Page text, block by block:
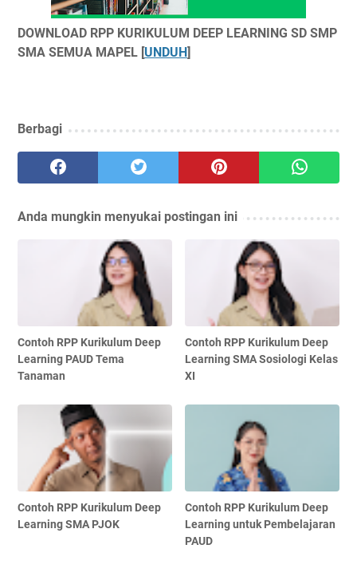
DOWNLOAD RPP KURIKULUM DEEP LEARNING SD SMP
SMA SEMUA MAPEL [UNDUH]
Berbagi
Anda mungkin menyukai postingan ini
Contoh RPP Kurikulum Deep
Learning PAUD Tema
Tanaman
Contoh RPP Kurikulum Deep
Learning SMA Sosiologi Kelas
XI
Contoh RPP Kurikulum Deep
Learning SMA PJOK
Contoh RPP Kurikulum Deep
Learning untuk Pembelajaran
PAUD